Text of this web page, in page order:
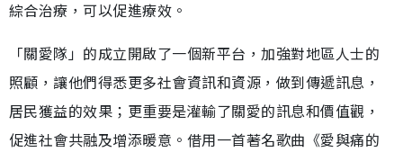
綜合治療，可以促進療效。
「關愛隊」的成立開啟了一個新平台，加強對地區人士的
照顧，讓他們得悉更多社會資訊和資源，做到傳遞訊息，
居民獲益的效果；更重要是灌輸了關愛的訊息和價值觀，
促進社會共融及增添暖意。借用一首著名歌曲《愛與痛的